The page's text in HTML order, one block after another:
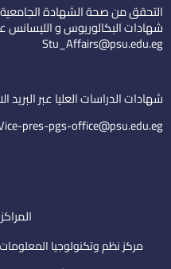
-
e
i
l
التحقق من صحة الشهادة
شهادات البكالوريوس و الليسانس
Stu_Affairs@psu.edu.eg
شهادات الدراسات العليا عبر البريد
pres-pgs-office@psu.edu.eg
مركز نظم وتكنولوجيا المعلومات